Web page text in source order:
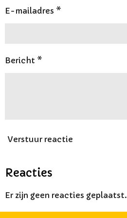
E-mailadres *
Bericht *
Verstuur reactie
Reacties
Er zijn geen reacties geplaatst.